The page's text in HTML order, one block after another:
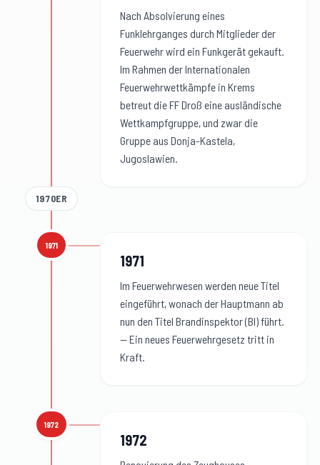
Nach Absolvierung eines
Funklehrganges durch Mitglieder der
Feuerwehr wird ein Funkgerät gekauft.
Im Rahmen der Internationalen
Feuerwehrwettkämpfe in Krems
betreut die FF Droß eine ausländische
Wettkampfgruppe, und zwar die
Gruppe aus Donja-Kastela,
Jugoslawien.
1970ER
1971
1971:
1971
Im Feuerwehrwesen werden neue Titel
eingeführt, wonach der Hauptmann ab
nun den Titel Brandinspektor (BI) führt.
— Ein neues Feuerwehrgesetz tritt in
Kraft.
1972
1972:
1972